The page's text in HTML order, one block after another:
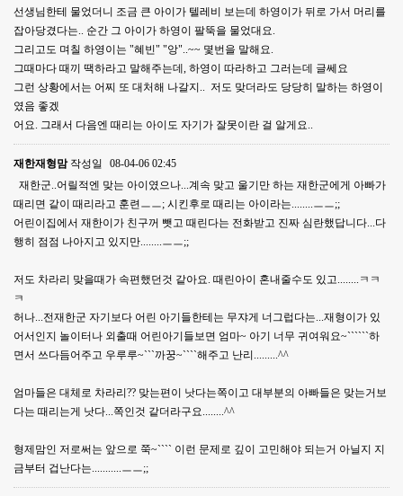
선생님한테 물었더니 조금 큰 아이가 텔레비 보는데 하영이가 뒤로 가서 머리를
잡아당겼다는.. 순간 그 아이가 하영이 팔뚝을 물었대요.
그리고도 며칠 하영이는 "혜빈" "앙"..~~ 몇번을 말해요.
그때마다 때끼 땍하라고 말해주는데, 하영이 따라하고 그러는데 글쎄요
그런 상황에서는 어찌 또 대처해 나갈지.. 저도 맞더라도 당당히 말하는 하영이
였음 좋겠
어요. 그래서 다음엔 때리는 아이도 자기가 잘못이란 걸 알게요..
재한재형맘 작성일
08-04-06 02:45
재한군..어릴적엔 맞는 아이였으나...계속 맞고 울기만 하는 재한군에게 아빠가
때리면 같이 때리라고 훈련ㅡㅡ; 시킨후로 때리는 아이라는........ㅡㅡ;;
어린이집에서 재한이가 친구꺼 뺏고 때린다는 전화받고 진짜 심란했답니다...다
행히 점점 나아지고 있지만........ㅡㅡ;;
저도 차라리 맞을때가 속편했던것 같아요. 때린아이 혼내줄수도 있고........ㅋㅋ
ㅋ
허나...전재한군 자기보다 어린 아기들한테는 무쟈게 너그럽다는...재형이가 있
어서인지 놀이터나 외출때 어린아기들보면 엄마~ 아기 너무 귀여워요~``````하
면서 쓰다듬어주고 우루루~```까꿍~````해주고 난리.........^^
엄마들은 대체로 차라리?? 맞는편이 낫다는쪽이고 대부분의 아빠들은 맞는거보
다는 때리는게 낫다...쪽인것 같더라구요........^^
형제맘인 저로써는 앞으로 쭉~```` 이런 문제로 깊이 고민해야 되는거 아닐지 지
금부터 겁난다는...........ㅡㅡ;;